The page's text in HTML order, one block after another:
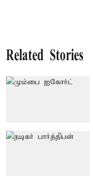
Related Stories